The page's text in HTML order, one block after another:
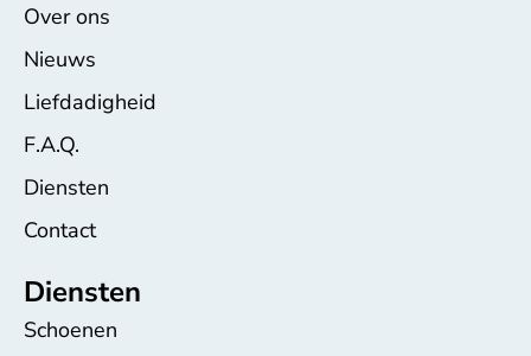
Over ons
Nieuws
Liefdadigheid
F.A.Q.
Diensten
Contact
Diensten
Schoenen